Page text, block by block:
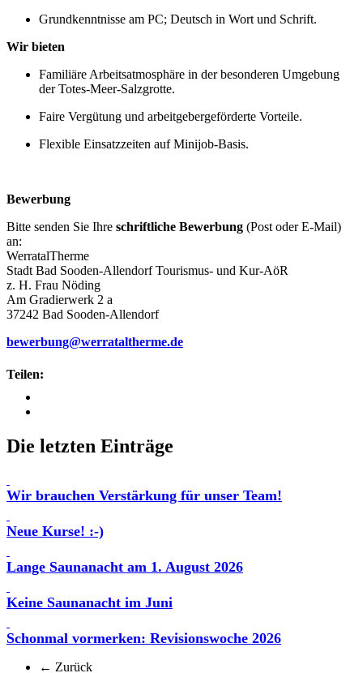
Grundkenntnisse am PC; Deutsch in Wort und Schrift.
Wir bieten
Familiäre Arbeitsatmosphäre in der besonderen Umgebung
der Totes‑Meer‑Salzgrotte.
Faire Vergütung und arbeitgebergeförderte Vorteile.
Flexible Einsatzzeiten auf Minijob‑Basis.
Bewerbung
Bitte senden Sie Ihre schriftliche Bewerbung (Post oder E‑Mail)
an:
WerratalTherme
Stadt Bad Sooden‑Allendorf Tourismus‑ und Kur‑AöR
z. H. Frau Nöding
Am Gradierwerk 2 a
37242 Bad Sooden‑Allendorf
bewerbung@werrataltherme.de
Teilen:
Die letzten Einträge
Wir brauchen Verstärkung für unser Team!
Neue Kurse! :-)
Lange Saunanacht am 1. August 2026
Keine Saunanacht im Juni
Schonmal vormerken: Revisionswoche 2026
← Zurück